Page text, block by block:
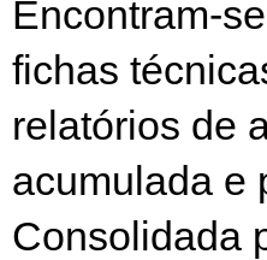
Encontram-
fichas
relatórios de
acumulada e
Consolidada